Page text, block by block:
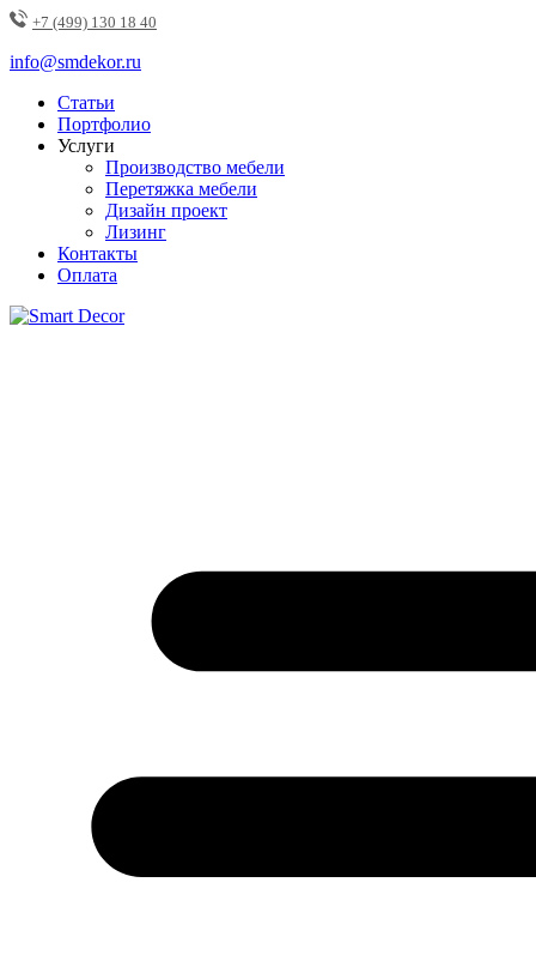
+7 (499) 130 18 40
info@smdekor.ru
Статьи
Портфолио
Услуги
Производство мебели
Перетяжка мебели
Дизайн проект
Лизинг
Контакты
Оплата